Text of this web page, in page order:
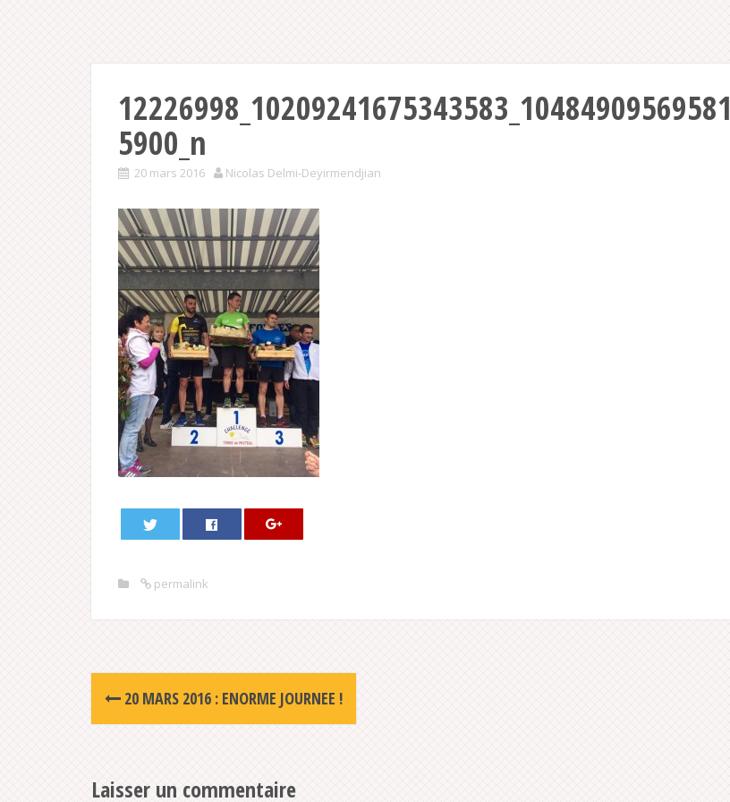
12226998_10209241675343583_10484909569581
5900_n
20 mars 2016 Nicolas Delmi-Deyirmendjian
permalink
Post
navigation
20 MARS 2016 : ENORME JOURNEE !
Laisser un commentaire